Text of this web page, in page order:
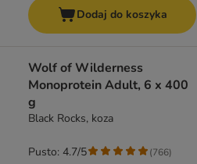
Dodaj do koszyka
Wolf of Wilderness
Monoprotein Adult, 6 x 400
g
Black Rocks, koza
Pusto: 4.7/5 (766)